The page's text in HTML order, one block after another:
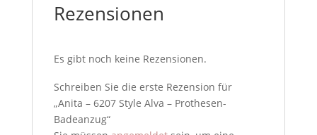
Rezensionen
Es gibt noch keine Rezensionen.
Schreiben Sie die erste Rezension für
„Anita – 6207 Style Alva – Prothesen-
Badeanzug“